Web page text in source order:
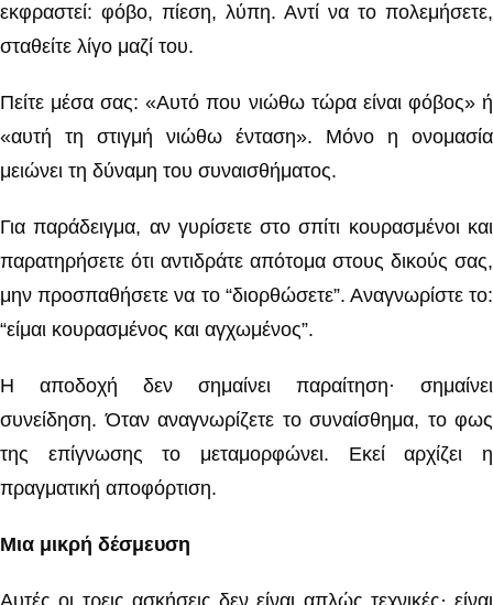
εκφραστεί: φόβο, πίεση, λύπη. Αντί να το πολεμήσετε,
σταθείτε λίγο μαζί του.
Πείτε μέσα σας: «Αυτό που νιώθω τώρα είναι φόβος» ή
«αυτή τη στιγμή νιώθω ένταση». Μόνο η ονομασία
μειώνει τη δύναμη του συναισθήματος.
Για παράδειγμα, αν γυρίσετε στο σπίτι κουρασμένοι και
παρατηρήσετε ότι αντιδράτε απότομα στους δικούς σας,
μην προσπαθήσετε να το “διορθώσετε”. Αναγνωρίστε το:
“είμαι κουρασμένος και αγχωμένος”.
Η αποδοχή δεν σημαίνει παραίτηση· σημαίνει
συνείδηση. Όταν αναγνωρίζετε το συναίσθημα, το φως
της επίγνωσης το μεταμορφώνει. Εκεί αρχίζει η
πραγματική αποφόρτιση.
Μια μικρή δέσμευση
Αυτές οι τρεις ασκήσεις δεν είναι απλώς τεχνικές· είναι